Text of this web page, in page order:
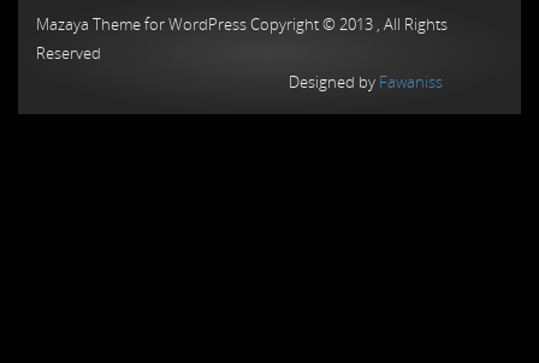
Mazaya Theme for WordPress Copyright © 2013 , All Rights
Reserved
Designed by Fawaniss